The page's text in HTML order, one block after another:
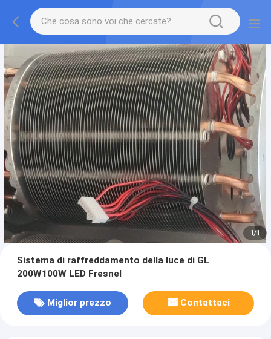
1/1
Sistema di raffreddamento della luce di GL
200W100W LED Fresnel
Miglior prezzo Contattaci